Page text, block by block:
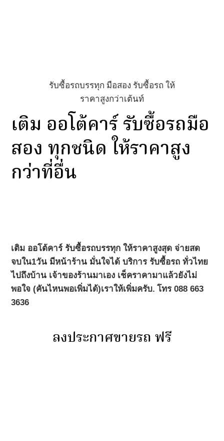
รับซื้อรถบรรทุก มือสอง รับซื้อรถ ให้
ราคาสูงกว่าเต้นท์
เติม ออโต้คาร์ รับซื้อรถมือ
สอง ทุกชนิด ให้ราคาสูง
กว่าที่อื่น
เติม ออโต้คาร์ รับซื้อรถบรรทุก ให้ราคาสูงสุด จ่ายสด
จบใน1วัน มีหน้าร้าน มั่นใจได้ บริการ รับซื้อรถ ทั่วไทย
ไปถึงบ้าน เจ้าของร้านมาเอง เช็คราคามาแล้วยังไม่
พอใจ (คันไหนพอเพิ่มได้)เราให้เพิ่มครับ. โทร 088 663
3636
ลงประกาศขายรถ ฟรี